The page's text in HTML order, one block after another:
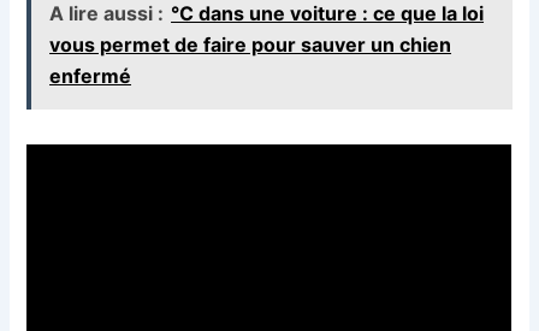
A lire aussi : °C dans une voiture : ce que la loi
vous permet de faire pour sauver un chien
enfermé